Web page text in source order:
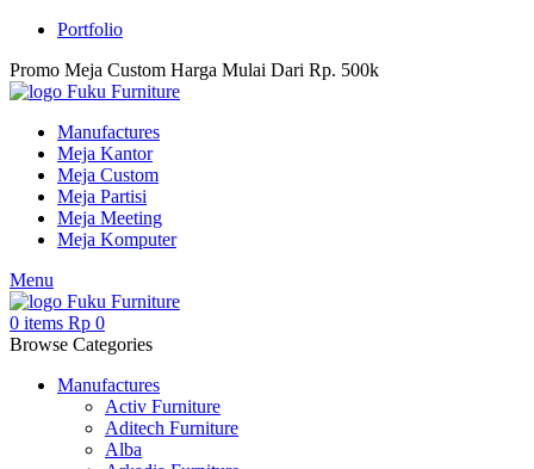
Portfolio
Promo Meja Custom Harga Mulai Dari Rp. 500k
Manufactures
Meja Kantor
Meja Custom
Meja Partisi
Meja Meeting
Meja Komputer
Menu
0 items Rp 0
Browse Categories
Manufactures
Activ Furniture
Aditech Furniture
Alba